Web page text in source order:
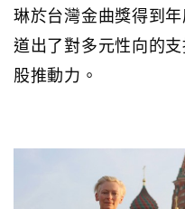
琳於台灣金曲獎得到
道出了對多元性向的
股推動力。